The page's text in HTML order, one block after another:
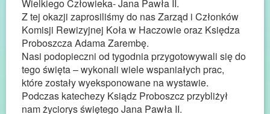
Wielkiego Człowieka- Jana Pawła II.
Z tej okazji zaprosiliśmy do nas Zarząd i Członków
Komisji Rewizyjnej Koła w Haczowie oraz Księdza
Proboszcza Adama Zarembę.
Nasi podopieczni od tygodnia przygotowywali się do
tego święta – wykonali wiele wspaniałych prac,
które zostały wyeksponowane na wystawie.
Podczas katechezy Ksiądz Proboszcz przybliżył
nam życiorys świętego Jana Pawła II.